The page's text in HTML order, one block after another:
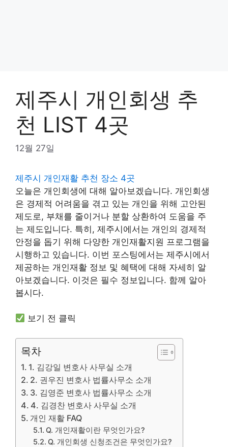
제주시 개인회생 추
천 LIST 4곳
12월 27일
제주시 개인재활 추천 장소 4곳
오늘은 개인회생에 대해 알아보겠습니다. 개인회생
은 경제적 어려움을 겪고 있는 개인을 위해 고안된
제도로, 부채를 줄이거나 분할 상환하여 도움을 주
는 제도입니다. 특히, 제주시에서는 개인의 경제적
안정을 돕기 위해 다양한 개인재활지원 프로그램을
시행하고 있습니다. 이번 포스팅에서는 제주시에서
제공하는 개인재활 정보 및 혜택에 대해 자세히 알
아보겠습니다. 이것은 필수 정보입니다. 함께 알아
봅시다.
보기 전 클릭
목차
1. 김강일 변호사 사무실 소개
2. 권우진 변호사 법률사무소 소개
3. 김영준 변호사 법률사무소 소개
4. 김경찬 변호사 사무실 소개
개인 재활 FAQ
Q. 개인재활이란 무엇인가요?
Q. 개인회생 신청조건은 무엇인가요?